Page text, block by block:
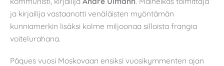
ja kirjailija vastaanotti venäläisten myöntämän
kunniamerkin lisäksi kolme miljoonaa silloista frangia
voitelurahana.
Pâques vuosi Moskovaan ensiksi vuosikymmenten ajan